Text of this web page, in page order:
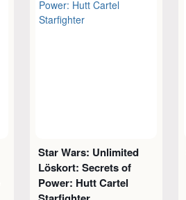
Star Wars: Unlimited
Löskort: Secrets of
Power: Hutt Cartel